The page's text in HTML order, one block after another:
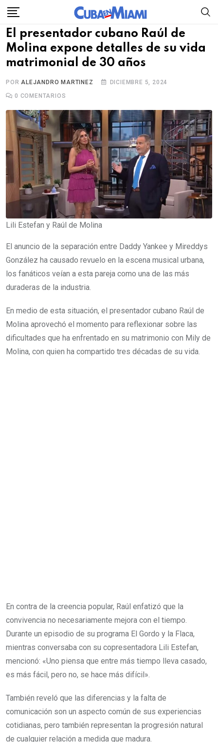
Skip
content
El presentador cubano Raúl de
Molina expone detalles de su vida
matrimonial de 30 años
PORALEJANDRO MARTINEZ
DICIEMBRE 5, 2024
0 COMENTARIOS
Lili Estefan y Raúl de Molina
El anuncio de la separación entre Daddy Yankee y Mireddys
González ha causado revuelo en la escena musical urbana,
los fanáticos veían a esta pareja como una de las más
duraderas de la industria.
En medio de esta situación, el presentador cubano Raúl de
Molina aprovechó el momento para reflexionar sobre las
dificultades que ha enfrentado en su matrimonio con Mily de
Molina, con quien ha compartido tres décadas de su vida.
En contra de la creencia popular, Raúl enfatizó que la
convivencia no necesariamente mejora con el tiempo.
Durante un episodio de su programa El Gordo y la Flaca,
mientras conversaba con su copresentadora Lili Estefan,
mencionó: «Uno piensa que entre más tiempo lleva casado,
es más fácil, pero no, se hace más difícil».
También reveló que las diferencias y la falta de
comunicación son un aspecto común de sus experiencias
cotidianas, pero también representan la progresión natural
de cualquier relación a medida que madura.